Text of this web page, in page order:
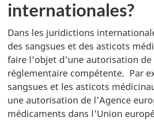
internationales?
Dans les juridictions
des sangsues et des asticots
faire l'objet d'une autorisation
réglementaire compétente. Par
sangsues et les asticots
une autorisation de l'Agence
médicaments dans l'Union